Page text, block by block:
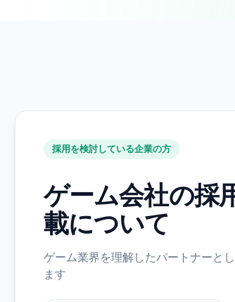
採用を検討している企業の方
ゲーム会社の採
載について
ゲーム業界を理解したパートナーと
ます